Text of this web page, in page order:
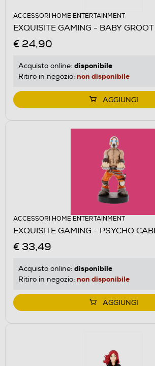
ACCESSORI HOME ENTERTAINMENT
EXQUISITE GAMING - BABY
€ 24,90
Acquisto online: disponibile
Ritiro in negozio: non disponibile
AGGIUNGI
ACCESSORI HOME ENTERTAINMENT
EXQUISITE GAMING - PSYCHO
€ 33,49
Acquisto online: disponibile
Ritiro in negozio: non disponibile
AGGIUNGI